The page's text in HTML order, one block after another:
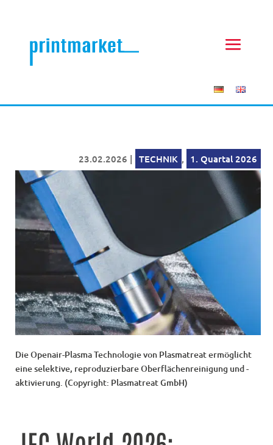
23.02.2026 | TECHNIK , 1. Quartal 2026
Die Openair-Plasma Technologie von Plasmatreat ermöglicht
eine selektive, reproduzierbare Oberflächenreinigung und -
aktivierung. (Copyright: Plasmatreat GmbH)